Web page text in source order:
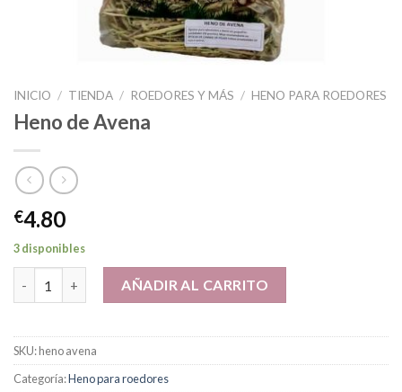
INICIO / TIENDA / ROEDORES Y MÁS / HENO PARA ROEDORES
Heno de Avena
€4.80
3 disponibles
Heno de Avena cantidadAÑADIR AL CARRITO
SKU:heno avena
Categoría:Heno para roedores